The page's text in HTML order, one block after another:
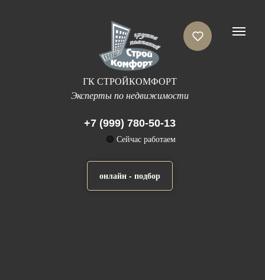
ГК СТРОЙКОМФОРТ
Эксперты по недвижимости
+7 (999) 780-50-13
🟢 Сейчас работаем
онлайн - подбор